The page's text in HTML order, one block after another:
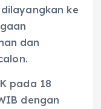
ke
dan
pada 18
dengan